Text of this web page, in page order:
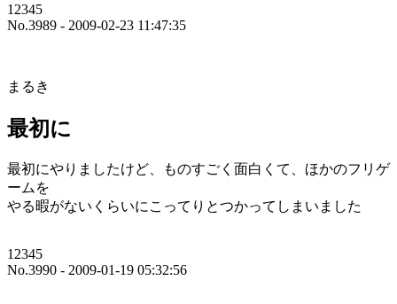
12345
No.3989 - 2009-02-23 11:47:35
まるき
最初に
最初にやりましたけど、ものすごく面白くて、ほかのフリゲ
ームを
やる暇がないくらいにこってりとつかってしまいました
12345
No.3990 - 2009-01-19 05:32:56